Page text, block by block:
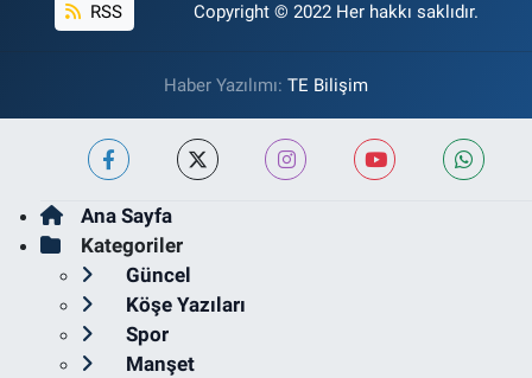
RSS Copyright © 2022 Her hakkı saklıdır.
Haber Yazılımı: TE Bilişim
Ana Sayfa
Kategoriler
Güncel
Köşe Yazıları
Spor
Manşet